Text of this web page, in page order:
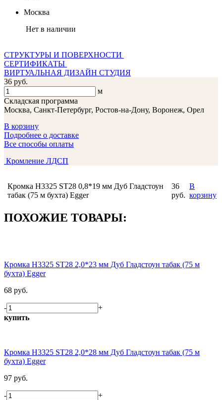
Москва
Нет в наличии
СТРУКТУРЫ И ПОВЕРХНОСТИ
СЕРТИФИКАТЫ
ВИРТУАЛЬНАЯ ДИЗАЙН СТУДИЯ
36 руб.
м
Складская программа
Москва, Санкт-Петербург, Ростов-на-Дону, Воронеж, Орел
В корзину
Подробнее о доставке
Все способы оплаты
Кромление ЛДСП
Кромка H3325 ST28 0,8*19 мм Дуб Гладстоун
табак (75 м бухта) Egger
36
руб.
В
корзину
ПОХОЖИЕ ТОВАРЫ:
Кромка H3325 ST28 2,0*23 мм Дуб Гладстоун табак (75 м
бухта) Egger
68 руб.
-
+
купить
Кромка H3325 ST28 2,0*28 мм Дуб Гладстоун табак (75 м
бухта) Egger
97 руб.
-
+